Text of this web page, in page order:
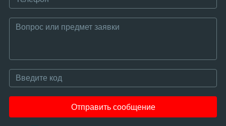
Отправить сообщение